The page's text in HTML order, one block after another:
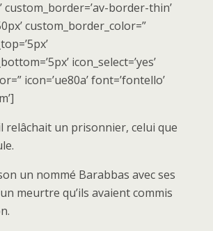
custom_border=’av-border-thin’
custom_border_color=”
icon_select=’yes’
icon=’ue80a’ font=’fontello’
relâchait un prisonnier, celui que
un nommé Barabbas avec ses
meurtre qu’ils avaient commis